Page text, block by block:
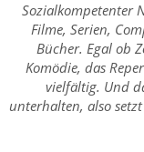
Sozialkompetenter
Filme, Serien,
Bücher. Egal ob
Komödie, das
vielfältig. Und
unterhalten, also